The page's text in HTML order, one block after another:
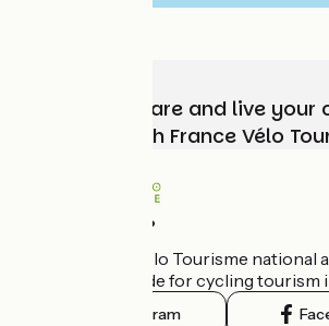
Choose, prepare and live your
adventure with France Vélo
Who are we?
The France Vélo Tourisme national
the official guide for cycling tourism
Instagram